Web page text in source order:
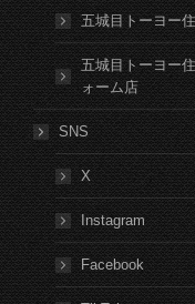
五城目トーヨー
五城目トーヨー
ォーム店
SNS
X
Instagram
Facebook